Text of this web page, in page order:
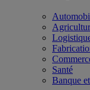
Santé
Banque